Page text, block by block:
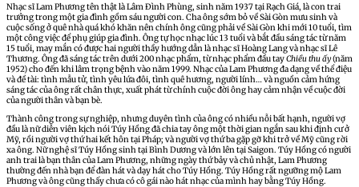
Nhạc sĩ Lam Phương tên thật là Lâm Đình Phùng, sinh năm 1937 tại Rạch Giá, là con trai
trưởng trong một gia đình gồm sáu người con. Cha ông sớm bỏ về Sài Gòn mưu sinh và
cuộc sống ở quê nhà quá khó khăn nên chính ông cũng phải về Sài Gòn khi mới 10 tuổi, tìm
một công việc để phụ giúp gia đình. Ông tự học nhạc lúc 13 tuổi và bắt đầu sáng tác từ năm
15 tuổi, may mắn có được hai người thầy hướng dẫn là nhạc sĩ Hoàng Lang và nhạc sĩ Lê
Thương. Ông đã sáng tác trên dưới 200 nhạc phẩm, từ nhạc phẩm đầu tayChiều thu ấy(năm
1952) cho đến khi lâm trọng bệnh vào năm 1999. Nhạc của Lam Phương đa dạng về thể điệu
và đề tài: tình mẫu tử, tình yêu lứa đôi, tình quê hương, người lính… và nguồn cảm hứng
sáng tác của ông rất chân thực, xuất phát từ chính cuộc đời ông hay cảm nhận về cuộc đời
của người thân và bạn bè.
Thành công trong sự nghiệp, nhưng duyên tình của ông có nhiều nỗi bất hạnh, người vợ
đầu là nữ diễn viên kịch nói Túy Hồng đã chia tay ông một thời gian ngắn sau khi định cư ở
Mỹ, rồi người vợ thứ hai kết hôn tại Pháp; và người vợ thứ ba gặp gỡ khi trở về Mỹ cũng rời
xa ông. Nữ nghệ sĩ Túy Hồng sinh tại Bình Dương và lớn lên tại Saigon. Túy Hồng có người
anh trai là bạn thân của Lam Phương, những ngày thứ bảy và chủ nhật, Lam Phương
thường đến nhà bạn để đàn hát và dạy hát cho Túy Hồng. Túy Hồng rất ngưỡng mộ Lam
Phương và ông cũng thấy chưa có cô gái nào hát nhạc của mình hay bằng Túy Hồng.